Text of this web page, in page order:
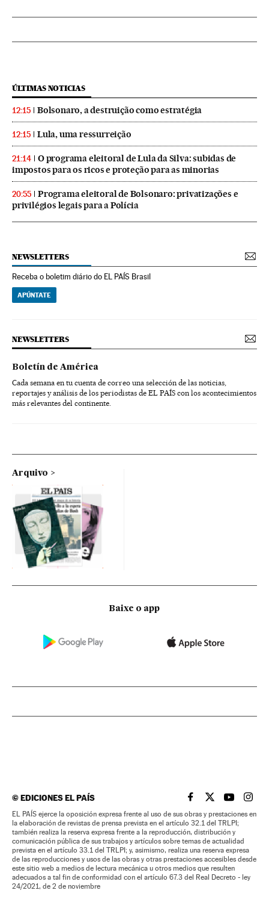
ÚLTIMAS NOTICIAS
12:15 Bolsonaro, a destruição como estratégia
12:15 Lula, uma ressurreição
21:14
O programa eleitoral de Lula da Silva: subidas de
impostos para os ricos e proteção para as minorias
20:55
Programa eleitoral de Bolsonaro: privatizações e
privilégios legais para a Polícia
NEWSLETTERS
Receba o boletim diário do EL PAÍS Brasil
APÚNTATE
NEWSLETTERS
Boletín de América
Cada semana en tu cuenta de correo una selección de las noticias,
reportajes y análisis de los periodistas de EL PAÍS con los acontecimientos
más relevantes del continente.
Arquivo
Baixe o app
©EDICIONES EL PAÍS EL PAÍS BRASIL EN
EL PAÍSEL PAÍS
EL
EL PAÍS ejerce la oposición expresa frente al uso de sus obras y prestaciones en
la elaboración de revistas de prensa prevista en el artículo 32.1 del TRLPI;
también realiza la reserva expresa frente a la reproducción, distribución y
comunicación pública de sus trabajos y artículos sobre temas de actualidad
prevista en el artículo 33.1 del TRLPI; y, asimismo, realiza una reserva expresa
de las reproducciones y usos de las obras y otras prestaciones accesibles desde
este sitio web a medios de lectura mecánica u otros medios que resulten
adecuados a tal fin de conformidad con el artículo 67.3 del Real Decreto - ley
24/2021, de 2 de noviembre